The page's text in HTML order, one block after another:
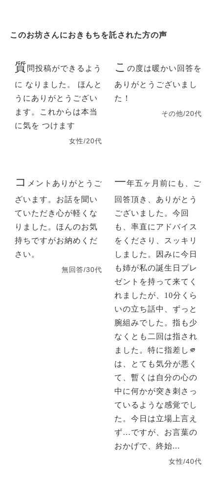
このお坊さんにおきもちを託された方の声
質 問投稿ができるよう
に なりました。 ほんと
うにありがとうござい
ます。これからは本当
に気を つけます
女性/20代
こ の度は暖かい回答を
ありがとうございまし
た！
その他/20代
コ メントありがとうご
ざいます。お話を聞い
ていただき心が軽くな
りました。ほんのお気
持ちですがお納めくだ
さい。
無回答/30代
一年五ヶ月前にも、ご
回答頂き、ありがとう
ございました。今回
も、率直にアドバイス
をくださり、スッキリ
しました。因みに今日
も姉が私の誕生日プレ
ゼントを持って来てく
れましたが、10分くら
いの立ち話中、ずっと
腕組みでした。指も少
なくとも二回は指され
ました。特に指差し🫵
は、とても気分が悪く
て、暫くは自分の心の
中に何かが突き刺さっ
ているような感覚でし
た。今日は立場上言え
ず…ですが、お言葉の
おかげで、終始...
女性/40代